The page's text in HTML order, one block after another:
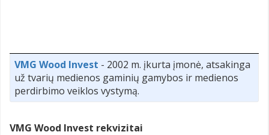
VMG Wood Invest - 2002 m. įkurta įmonė, atsakinga
už tvarių medienos gaminių gamybos ir medienos
perdirbimo veiklos vystymą.
VMG Wood Invest rekvizitai